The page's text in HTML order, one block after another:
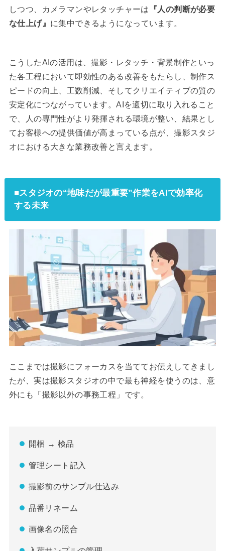
しつつ、カメラマンやレタッチャーは
『人の判断が必要
な仕上げ』 に集中できるようになっています。
こうしたAIの活用は、撮影・レタッチ・背景制作といっ
た各工程において即効性のある改善をもたらし、制作ス
ピードの向上、工数削減、そしてクリエイティブの質の
安定化につながっています。AIを適切に取り入れること
で、人の専門性がより発揮される環境が整い、結果とし
てお客様への提供価値が高まっている点が、撮影スタジ
オにおける大きな業務改善と言えます。
■スタジオの“地味だが最重要”作業をAIで効率化
する未来
ここまでは撮影にフォーカスを当ててお伝えしてきまし
たが、実は撮影スタジオの中で最も神経を使うのは、意
外にも「撮影以外の事務工程」です。
開梱 → 検品
管理シート記入
撮影前のサンプル仕込み
品番リネーム
画像名の照合